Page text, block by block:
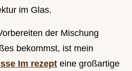
im Glas.
der Mischung
bekommst, ist mein
Im rezept eine großartige